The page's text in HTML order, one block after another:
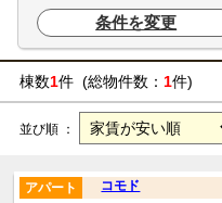
条件を変更
棟数1件 (総物件数： 1件)
並び順 ：
コモド
アパート